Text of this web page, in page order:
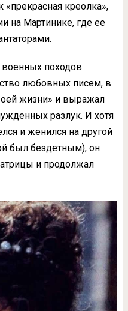
креолка»,
на Мартинике, где ее
походов
любовных писем, в
жизни» и выражал
разлук. И хотя
и женился на другой
был бездетным), он
и продолжал